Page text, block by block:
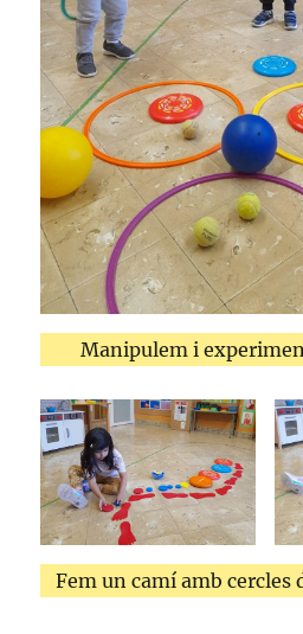
Manipulem i
Fem un camí amb cercles